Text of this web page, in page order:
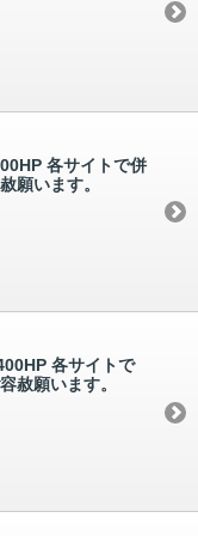
各サイトで併
願います。
各サイトで
赦願います。